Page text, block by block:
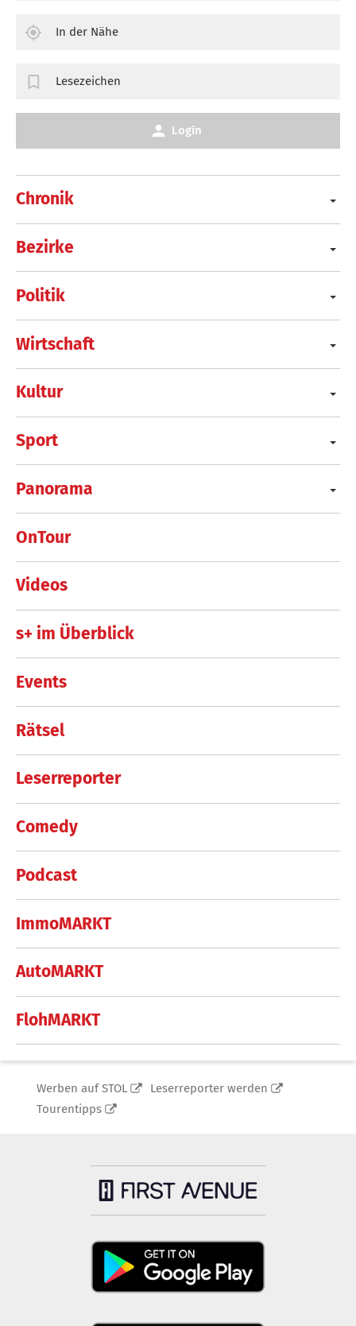
Chronik
Bezirke
Politik
Wirtschaft
Kultur
Sport
Panorama
OnTour
Videos
s+ im Überblick
Events
Rätsel
Leserreporter
Comedy
Podcast
ImmoMARKT
AutoMARKT
FlohMARKT
In der Nähe
Lesezeichen
Login
Werben auf STOL
Leserreporter werden
Tourentipps